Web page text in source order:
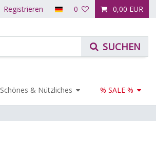
Registrieren 0 0,00 EUR
Schönes & Nützliches % SALE %